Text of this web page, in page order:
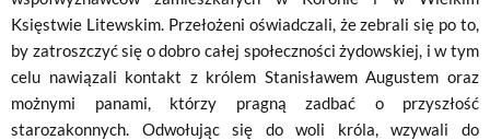
Księstwie Litewskim. Przełożeni oświadczali, że zebrali się po to,
by zatroszczyć się o dobro całej społeczności żydowskiej, i w tym
celu nawiązali kontakt z królem Stanisławem Augustem oraz
możnymi panami, którzy pragną zadbać o przyszłość
starozakonnych. Odwołując się do woli króla, wzywali do